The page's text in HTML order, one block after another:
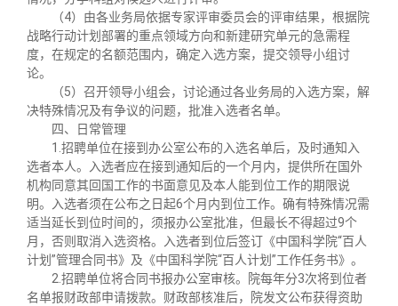
（4）由各业务局依据专家评审委员会的评审结果，根据院
战略行动计划部署的重点领域方向和新建研究单元的急需程
度，在规定的名额范围内，确定入选方案，提交领导小组讨
论。
（5）召开领导小组会，讨论通过各业务局的入选方案，解
决特殊情况及有争议的问题，批准入选者名单。
四、日常管理
1.招聘单位在接到办公室公布的入选名单后，及时通知入
选者本人。入选者应在接到通知后的一个月内，提供所在国外
机构同意其回国工作的书面意见及本人能到位工作的期限说
明。入选者须在公布之日起6个月内到位工作。确有特殊情况需
适当延长到位时间的，须报办公室批准，但最长不得超过9个
月，否则取消入选资格。入选者到位后签订《中国科学院“百人
计划”管理合同书》及《中国科学院“百人计划”工作任务书》。
2.招聘单位将合同书报办公室审核。院每年分3次将到位者
名单报财政部申请拨款。财政部核准后，院发文公布获得资助